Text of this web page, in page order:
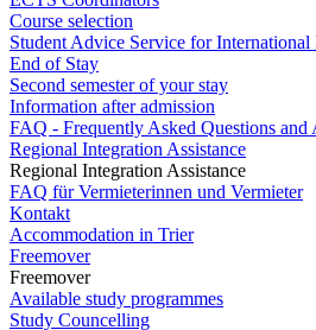
Course selection
Student Advice Service for International
End of Stay
Second semester of your stay
Information after admission
FAQ - Frequently Asked Questions and
Regional Integration Assistance
Regional Integration Assistance
FAQ für Vermieterinnen und Vermieter
Kontakt
Accommodation in Trier
Freemover
Freemover
Available study programmes
Study Councelling